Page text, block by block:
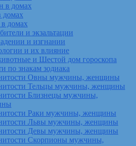
в домах
домах
домах
и экзальтации
и изгнании
и их влияние
и Шестой дом гороскопа
по знакам зодиака
Овны мужчины, женщины
Тельцы мужчины, женщины
Близнецы мужчины,
Раки мужчины, женщины
Львы мужчины, женщины
Девы мужчины, женщины
Скорпионы мужчины,